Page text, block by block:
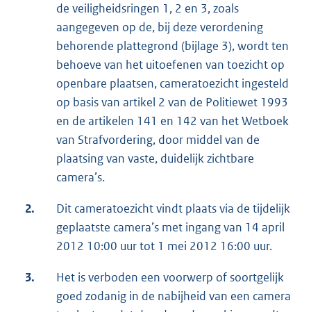
de veiligheidsringen 1, 2 en 3, zoals
aangegeven op de, bij deze verordening
behorende plattegrond (bijlage 3), wordt ten
behoeve van het uitoefenen van toezicht op
openbare plaatsen, cameratoezicht ingesteld
op basis van artikel 2 van de Politiewet 1993
en de artikelen 141 en 142 van het Wetboek
van Strafvordering, door middel van de
plaatsing van vaste, duidelijk zichtbare
camera’s.
2.
Dit cameratoezicht vindt plaats via de tijdelijk
geplaatste camera’s met ingang van 14 april
2012 10:00 uur tot 1 mei 2012 16:00 uur.
3.
Het is verboden een voorwerp of soortgelijk
goed zodanig in de nabijheid van een camera